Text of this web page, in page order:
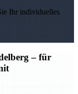
Ihr individuelles
– für